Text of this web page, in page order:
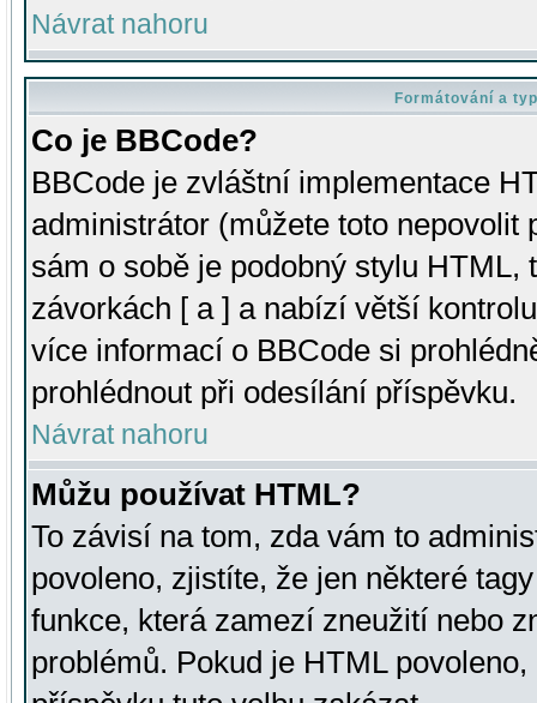
Návrat nahoru
Formátování a
Co je BBCode?
BBCode je zvláštní implementace
administrátor (můžete toto
sám o sobě je podobný stylu HTML,
závorkách [ a ] a nabízí větší
více informací o BBCode si
prohlédnout při odesílání příspěvku.
Návrat nahoru
Můžu používat HTML?
To závisí na tom, zda vám to
povoleno, zjistíte, že jen některé
funkce, která zamezí zneužití nebo
problémů. Pokud je HTML